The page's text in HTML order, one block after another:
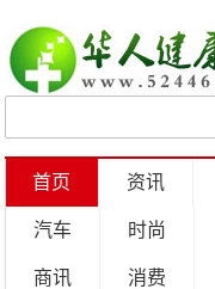
首页 资讯
汽车 时尚
商讯 消费